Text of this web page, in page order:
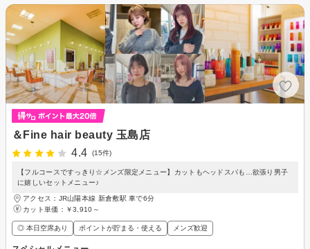
＆Fine hair beauty 玉島店
4.4
(15件)
【フルコースですっきり☆メンズ限定メニュー】カットもヘッドスパも…欲張り男子
に嬉しいセットメニュー♪
アクセス：JR山陽本線 新倉敷駅 車で6分
カット単価： ￥3,910～
◎ 本日空席あり ポイントが貯まる・使える メンズ歓迎